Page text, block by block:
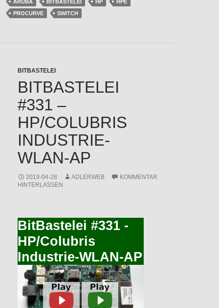
ARUBA BITBASTELEI HP
HPE
PROCURVE
SWITCH
BITBASTELEI
BITBASTELEI
#331 –
HP/COLUBRIS
INDUSTRIE-
WLAN-AP
2019-04-28 ADLERWEB
KOMMENTAR
HINTERLASSEN
BitBastelei #331 -
HP/Colubris
Industrie-WLAN-AP